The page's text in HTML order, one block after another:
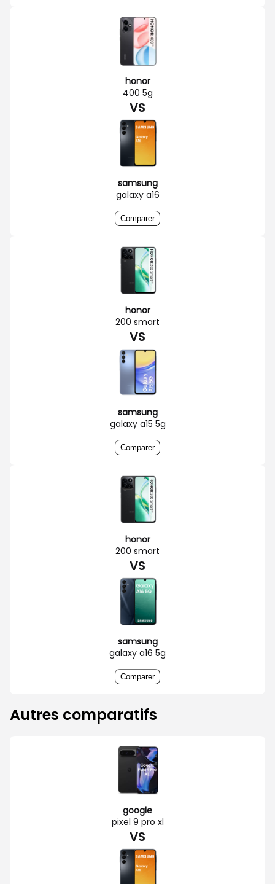
honor
400 5g
VS
samsung
galaxy a16
Comparer
honor
200 smart
VS
samsung
galaxy a15 5g
Comparer
honor
200 smart
VS
samsung
galaxy a16 5g
Comparer
Autres comparatifs
google
pixel 9 pro xl
VS